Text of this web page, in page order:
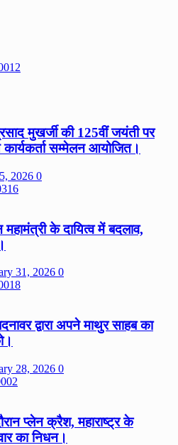
मुखर्जी की 125वीं जयंती पर
कार्यकर्ता सम्मेलन आयोजित।
2026 0
के दायित्व में बदलाव,
31, 2026 0
द्वारा अपने माथुर साहब का
28, 2026 0
प्लेन क्रैश, महाराष्ट्र के
का निधन।